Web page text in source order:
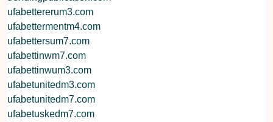
ufabettererum3.com
ufabettermentm4.com
ufabettersum7.com
ufabettinwm7.com
ufabettinwum3.com
ufabetunitedm3.com
ufabetunitedm7.com
ufabetuskedm7.com